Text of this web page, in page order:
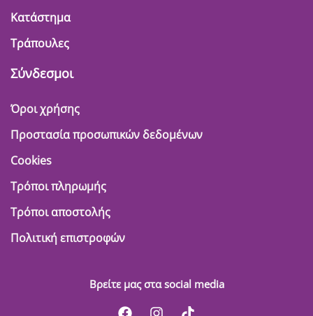
Κατάστημα
Τράπουλες
Σύνδεσμοι
Όροι χρήσης
Προστασία προσωπικών δεδομένων
Cookies
Τρόποι πληρωμής
Τρόποι αποστολής
Πολιτική επιστροφών
Βρείτε μας στα social media